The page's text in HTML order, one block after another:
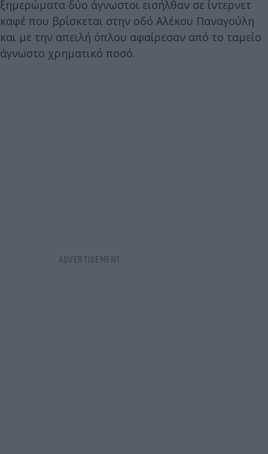
ξημερώματα δύο άγνωστοι εισήλθαν σε ίντερνετ
καφέ που βρίσκεται στην οδό Αλέκου Παναγούλη
και με την απειλή όπλου αφαίρεσαν από το ταμείο
άγνωστο χρηματικό ποσό.